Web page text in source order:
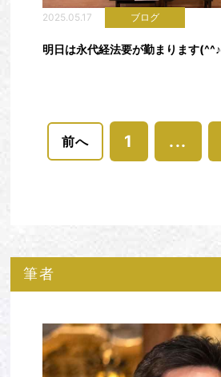
2025.05.17 ブログ
明日は永代経法要が勤まります(^^♪
前へ 1 ...
筆者